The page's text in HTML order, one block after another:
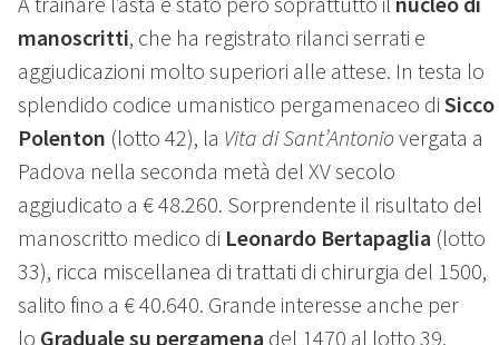
manoscritti, che ha registrato rilanci serrati e
aggiudicazioni molto superiori alle attese. In testa lo
splendido codice umanistico pergamenaceo di Sicco
Polenton (lotto 42), la Vita di Sant’Antoniovergata a
Padova nella seconda metà del XV secolo
aggiudicato a € 48.260. Sorprendente il risultato del
manoscritto medico di Leonardo Bertapaglia (lotto
33), ricca miscellanea di trattati di chirurgia del 1500,
salito fino a € 40.640. Grande interesse anche per
lo Graduale su pergamena del 1470 al lotto 39,